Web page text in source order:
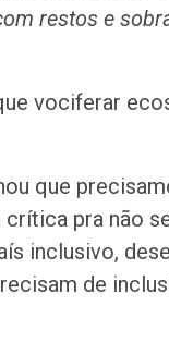
restos e
vociferar
que
pra não
inclusivo,
de